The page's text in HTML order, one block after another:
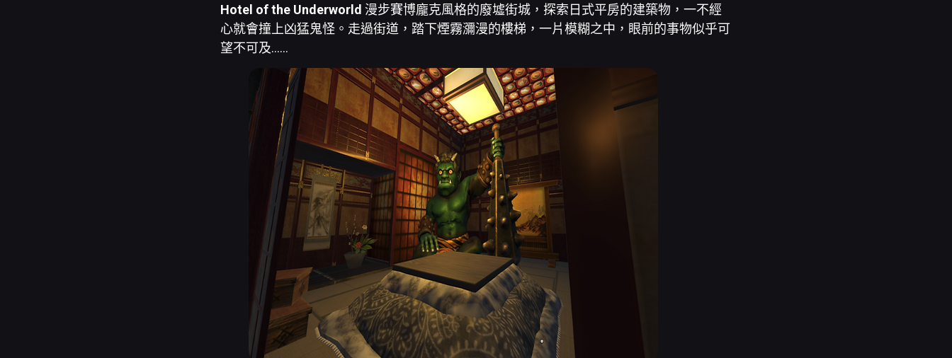
Hotel of the Underworld 漫步賽博龐克風格的廢墟街城，探索日式平房的建築物，一不經
心就會撞上凶猛鬼怪。走過街道，踏下煙霧瀰漫的樓梯，一片模糊之中，眼前的事物似乎可
望不可及……